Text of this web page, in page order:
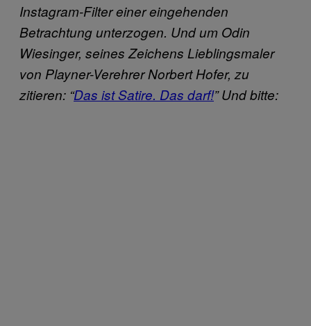
Instagram-Filter einer eingehenden
Betrachtung unterzogen. Und um Odin
Wiesinger, seines Zeichens Lieblingsmaler
von Playner-Verehrer Norbert Hofer, zu
zitieren: “Das ist Satire. Das darf!” Und bitte: